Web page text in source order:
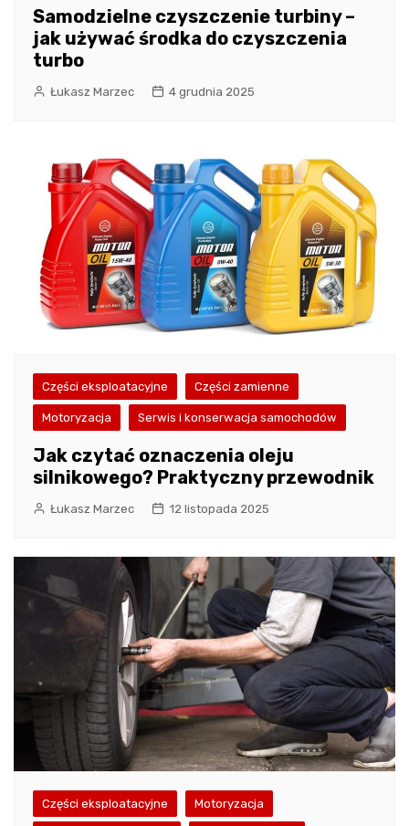
Samodzielne czyszczenie turbiny –
jak używać środka do czyszczenia
turbo
Łukasz Marzec 4 grudnia 2025
Części eksploatacyjne Części zamienne
Motoryzacja Serwis i konserwacja samochodów
Jak czytać oznaczenia oleju
silnikowego? Praktyczny przewodnik
Łukasz Marzec 12 listopada 2025
Części eksploatacyjne Motoryzacja